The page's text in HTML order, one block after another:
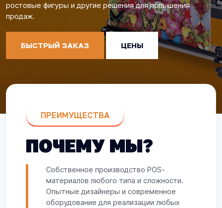
ростовые фигуры и другие решения для повышения
продаж.
БЫСТРЫЙ ЗАКАЗ ЦЕНЫ
ПРЕИМУЩЕСТВА
ПОЧЕМУ МЫ?
Собственное производство POS-
материалов любого типа и сложности.
Опытные дизайнеры и современное
оборудование для реализации любых